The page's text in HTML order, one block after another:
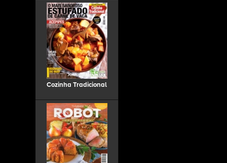
Cozinha Tradicional